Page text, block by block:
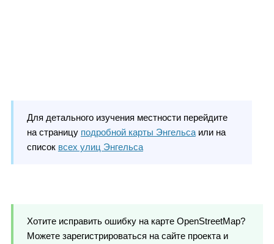
Для детального изучения местности перейдите
на страницу подробной карты Энгельсаили на
список всех улиц Энгельса
Хотите исправить ошибку на карте OpenStreetMap?
Можете зарегистрироваться на сайте проекта и